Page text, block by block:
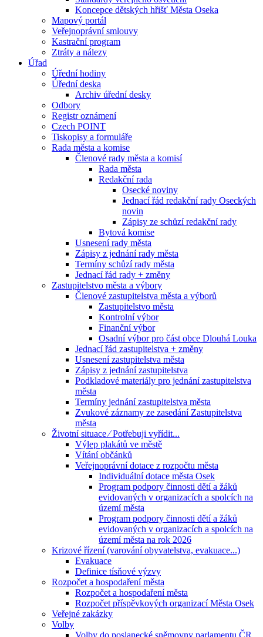
Koncepce dětských hřišť Města Oseka
Mapový portál
Veřejnoprávní smlouvy
Kastrační program
Ztráty a nálezy
Úřad
Úřední hodiny
Úřední deska
Archiv úřední desky
Odbory
Registr oznámení
Czech POINT
Tiskopisy a formuláře
Rada města a komise
Členové rady města a komisí
Rada města
Redakční rada
Osecké noviny
Jednací řád redakční rady Oseckých
novin
Zápisy ze schůzí redakční rady
Bytová komise
Usnesení rady města
Zápisy z jednání rady města
Termíny schůzí rady města
Jednací řád rady + změny
Zastupitelstvo města a výbory
Členové zastupitelstva města a výborů
Zastupitelstvo města
Kontrolní výbor
Finanční výbor
Osadní výbor pro část obce Dlouhá Louka
Jednací řád zastupitelstva + změny
Usnesení zastupitelstva města
Zápisy z jednání zastupitelstva
Podkladové materiály pro jednání zastupitelstva
města
Termíny jednání zastupitelstva města
Zvukové záznamy ze zasedání Zastupitelstva
města
Životní situace ⁄ Potřebuji vyřídit...
Výlep plakátů ve městě
Vítání občánků
Veřejnoprávní dotace z rozpočtu města
Individuální dotace města Osek
Program podpory činnosti dětí a žáků
evidovaných v organizacích a spolcích na
území města
Program podpory činnosti dětí a žáků
evidovaných v organizacích a spolcích na
území města na rok 2026
Krizové řízení (varování obyvatelstva, evakuace...)
Evakuace
Definice tísňové výzvy
Rozpočet a hospodaření města
Rozpočet a hospodaření města
Rozpočet příspěvkových organizací Města Osek
Veřejné zakázky
Volby
Volby do poslanecké sněmovny parlamentu ČR